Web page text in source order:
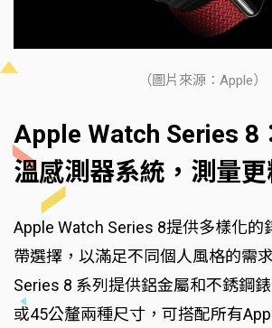
（圖片來源：Apple）
Apple Watch Series 8
溫感測器系統，測量
Apple Watch Series 8提供多樣化的
帶選擇，以滿足不同個人風格的需
Series 8 系列提供鋁金屬和不銹鋼
或45公釐兩種尺寸，可搭配所有